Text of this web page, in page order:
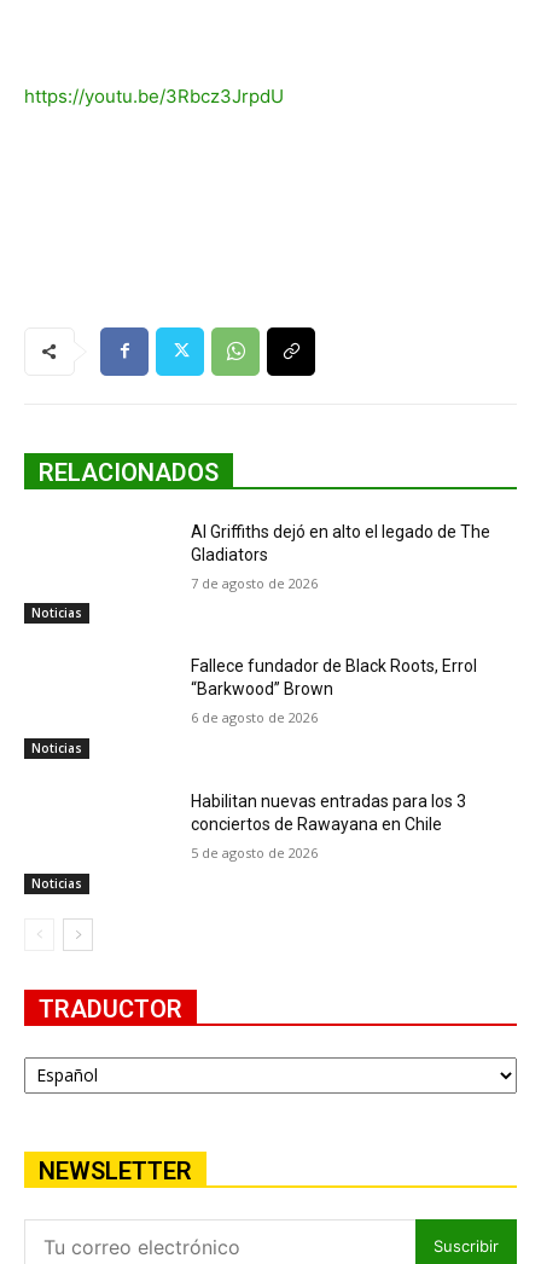
https://youtu.be/3Rbcz3JrpdU
RELACIONADOS
Noticias
Al Griffiths dejó en alto el legado de The
Gladiators
7 de agosto de 2026
Noticias
Fallece fundador de Black Roots, Errol
“Barkwood” Brown
6 de agosto de 2026
Noticias
Habilitan nuevas entradas para los 3
conciertos de Rawayana en Chile
5 de agosto de 2026
TRADUCTOR
NEWSLETTER
Suscribir